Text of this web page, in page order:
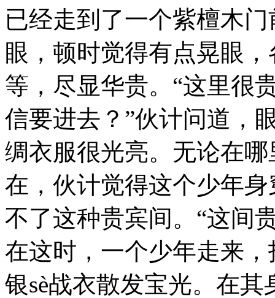
已经走到了一个紫檀木
眼，顿时觉得有点晃眼
等，尽显华贵。“这里
信要进去？”伙计问道，
绸衣服很光亮。无论在
在，伙计觉得这个少年
不了这种贵宾间。“这间
在这时，一个少年走来
银sè战衣散发宝光。在